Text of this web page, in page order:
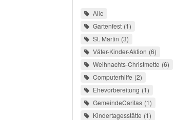
Alle
Gartenfest 1
St. Martin 3
Väter-Kinder-Aktion 6
Weihnachts-Christmette 6
Computerhilfe 2
Ehevorbereitung 1
GemeindeCaritas 1
Kindertagesstätte 1